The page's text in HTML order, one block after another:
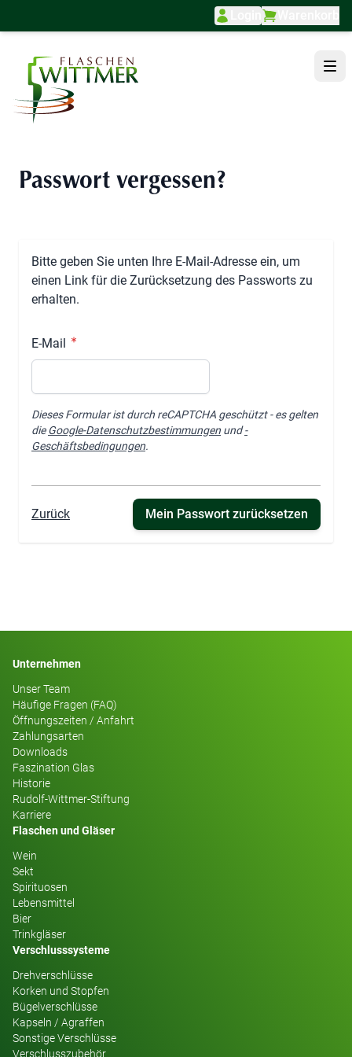
Passwort vergessen?
Bitte geben Sie unten Ihre E-Mail-Adresse ein, um
einen Link für die Zurücksetzung des Passworts zu
erhalten.
E-Mail
Dieses Formular ist durch reCAPTCHA geschützt - es gelten
dieGoogle-Datenschutzbestimmungen und-
Geschäftsbedingungen.
Mein Passwort zurücksetzen
Zurück
Unternehmen
Unser Team
Häufige Fragen (FAQ)
Öffnungszeiten / Anfahrt
Zahlungsarten
Downloads
Faszination Glas
Historie
Rudolf-Wittmer-Stiftung
Karriere
Flaschen und Gläser
Wein
Sekt
Spirituosen
Lebensmittel
Bier
Trinkgläser
Verschlusssysteme
Drehverschlüsse
Korken und Stopfen
Bügelverschlüsse
Kapseln / Agraffen
Sonstige Verschlüsse
Verschlusszubehör